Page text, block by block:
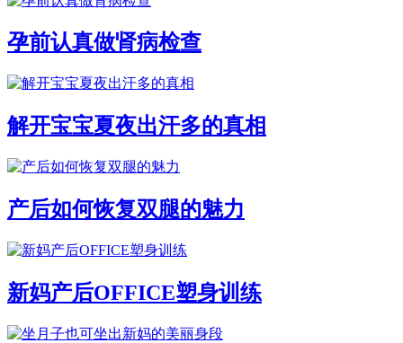
孕前认真做肾病检查
解开宝宝夏夜出汗多的真相
产后如何恢复双腿的魅力
新妈产后OFFICE塑身训练